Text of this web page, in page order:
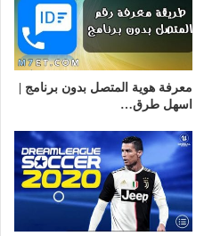
معرفة هوية المتصل بدون برنامج |
اسهل طرق…